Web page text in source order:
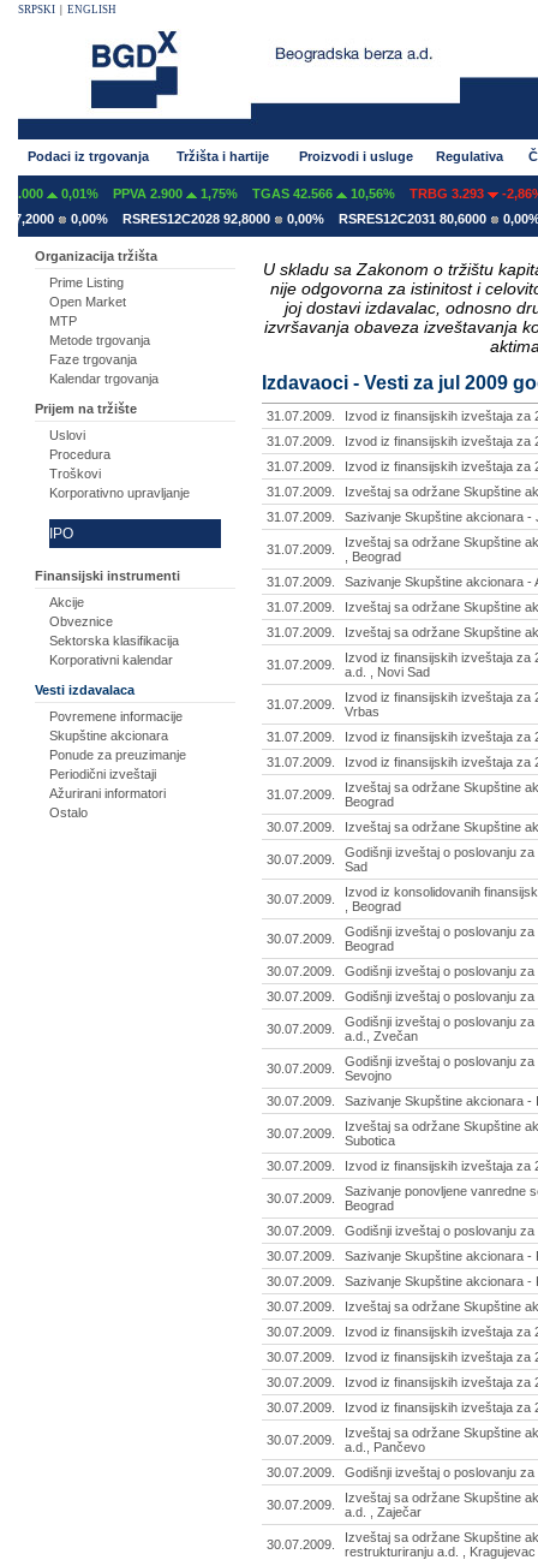
SRPSKI ENGLISH
Podaci iz trgovanja Tržišta i hartije Proizvodi i usluge Regulativa
0,01% PPVA 2.900 1,75% TGAS 42.566 10,56% TRBG 3.293
-2,86%
0,00% RSRES12C2028 92,8000 0,00% RSRES12C2031 80,6000 0,00%
Organizacija tržišta
Prime Listing
Open Market
MTP
Metode trgovanja
Faze trgovanja
Kalendar trgovanja
Prijem na tržište
Uslovi
Procedura
Troškovi
Korporativno upravljanje
IPO
Finansijski instrumenti
Akcije
Obveznice
Sektorska klasifikacija
Korporativni kalendar
Vesti izdavalaca
Povremene informacije
Skupštine akcionara
Ponude za preuzimanje
Periodični izveštaji
Ažurirani informatori
Ostalo
U skladu sa Zakonom o tržištu
nije odgovorna za istinitost i
joj dostavi izdavalac, odnosno
izvršavanja obaveza izveštavanja
Izdavaoci - Vesti za jul 2009
31.07.2009.
Izvod iz finansijskih izveštaja za
31.07.2009.
Izvod iz finansijskih izveštaja za
31.07.2009.
Izvod iz finansijskih izveštaja za
31.07.2009.
Izveštaj sa održane Skupštine
31.07.2009.
Sazivanje Skupštine akcionara -
31.07.2009.
Izveštaj sa održane Skupštine
, Beograd
31.07.2009.
Sazivanje Skupštine akcionara -
31.07.2009.
Izveštaj sa održane Skupštine
31.07.2009.
Izveštaj sa održane Skupštine
31.07.2009.
Izvod iz finansijskih izveštaja za
a.d. , Novi Sad
31.07.2009.
Izvod iz finansijskih izveštaja za
Vrbas
31.07.2009.
Izvod iz finansijskih izveštaja za
31.07.2009.
Izvod iz finansijskih izveštaja za
31.07.2009.
Izveštaj sa održane Skupštine
Beograd
30.07.2009.
Izveštaj sa održane Skupštine
30.07.2009.
Godišnji izveštaj o poslovanju
Sad
30.07.2009.
Izvod iz konsolidovanih
, Beograd
30.07.2009.
Godišnji izveštaj o poslovanju
Beograd
30.07.2009.
Godišnji izveštaj o poslovanju
30.07.2009.
Godišnji izveštaj o poslovanju
30.07.2009.
Godišnji izveštaj o poslovanju
a.d., Zvečan
30.07.2009.
Godišnji izveštaj o poslovanju
Sevojno
30.07.2009.
Sazivanje Skupštine akcionara -
30.07.2009.
Izveštaj sa održane Skupštine
Subotica
30.07.2009.
Izvod iz finansijskih izveštaja za
30.07.2009.
Sazivanje ponovljene vanredne
Beograd
30.07.2009.
Godišnji izveštaj o poslovanju
30.07.2009.
Sazivanje Skupštine akcionara -
30.07.2009.
Sazivanje Skupštine akcionara -
30.07.2009.
Izveštaj sa održane Skupštine
30.07.2009.
Izvod iz finansijskih izveštaja za
30.07.2009.
Izvod iz finansijskih izveštaja za
30.07.2009.
Izvod iz finansijskih izveštaja za
30.07.2009.
Izvod iz finansijskih izveštaja za
30.07.2009.
Izveštaj sa održane Skupštine
a.d., Pančevo
30.07.2009.
Godišnji izveštaj o poslovanju
30.07.2009.
Izveštaj sa održane Skupštine
a.d. , Zaječar
30.07.2009.
Izveštaj sa održane Skupštine
restrukturiranju a.d. , Kragujevac